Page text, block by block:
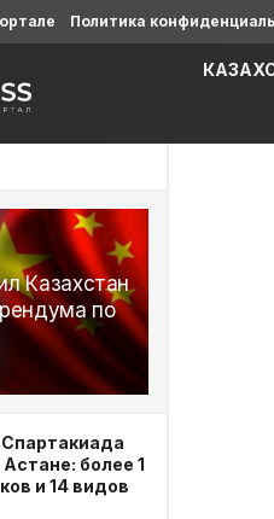
Казахстан
по
более 1
и 14 видов
Политика